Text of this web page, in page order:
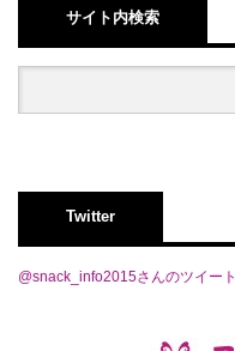
サイト内検索
Twitter
@snack_info2015さんのツイート